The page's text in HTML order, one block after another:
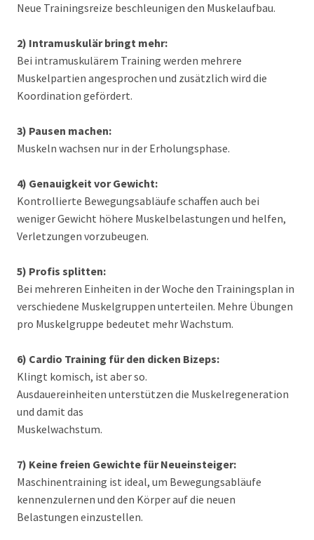
Neue Trainingsreize beschleunigen den Muskelaufbau.
2) Intramuskulär bringt mehr:
Bei intramuskulärem Training werden mehrere
Muskelpartien angesprochen und zusätzlich wird die
Koordination gefördert.
3) Pausen machen:
Muskeln wachsen nur in der Erholungsphase.
4) Genauigkeit vor Gewicht:
Kontrollierte Bewegungsabläufe schaffen auch bei
weniger Gewicht höhere Muskelbelastungen und helfen,
Verletzungen vorzubeugen.
5) Profis splitten:
Bei mehreren Einheiten in der Woche den Trainingsplan in
verschiedene Muskelgruppen unterteilen. Mehre Übungen
pro Muskelgruppe bedeutet mehr Wachstum.
6) Cardio Training für den dicken Bizeps:
Klingt komisch, ist aber so.
Ausdauereinheiten unterstützen die Muskelregeneration
und damit das
Muskelwachstum.
7) Keine freien Gewichte für Neueinsteiger:
Maschinentraining ist ideal, um Bewegungsabläufe
kennenzulernen und den Körper auf die neuen
Belastungen einzustellen.